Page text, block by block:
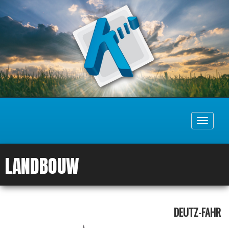
Toggle
LANDBOUW
DEUTZ-FAHR